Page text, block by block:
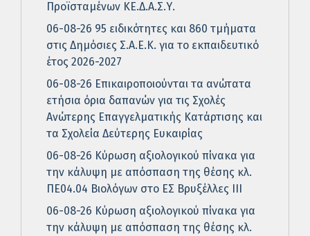
Προϊσταμένων ΚΕ.Δ.Α.Σ.Υ.
06-08-26 95 ειδικότητες και 860 τμήματα
στις Δημόσιες Σ.Α.Ε.Κ. για το εκπαιδευτικό
έτος 2026-2027
06-08-26 Επικαιροποιούνται τα ανώτατα
ετήσια όρια δαπανών για τις Σχολές
Ανώτερης Επαγγελματικής Κατάρτισης και
τα Σχολεία Δεύτερης Ευκαιρίας
06-08-26 Κύρωση αξιολογικού πίνακα για
την κάλυψη με απόσπαση της θέσης κλ.
ΠΕ04.04 Βιολόγων στο ΕΣ Βρυξέλλες ΙΙΙ
06-08-26 Κύρωση αξιολογικού πίνακα για
την κάλυψη με απόσπαση της θέσης κλ.